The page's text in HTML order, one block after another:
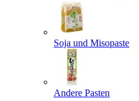
Soja und Misopaste
Andere Pasten